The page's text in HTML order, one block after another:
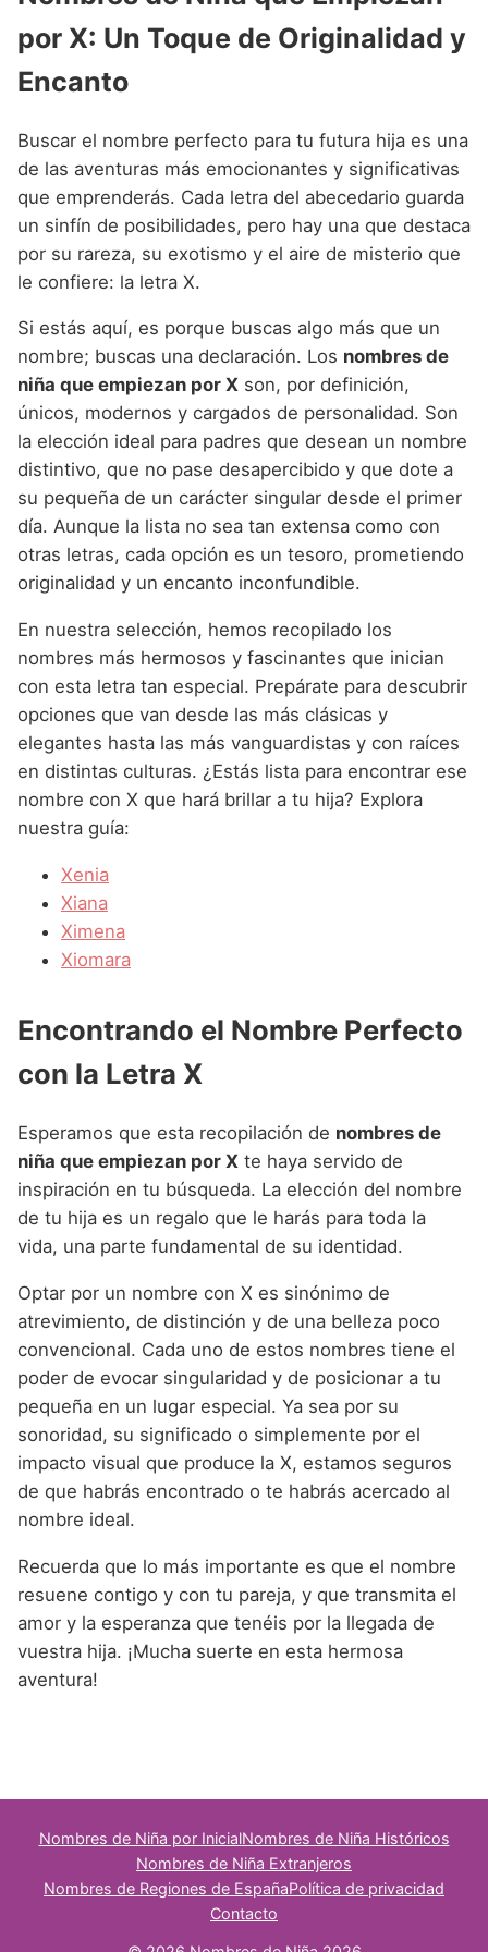
Nombres de Niña que empiezan por E
Nombres de Niña que empiezan por F
Nombres de Niña que empiezan por H
Nombres de Niña que empiezan por I
Nombres de Niña que empiezan por J
Nombres de Niña que empiezan por K
Nombres de Niña que empiezan por L
Nombres de Niña que empiezan por M
Nombres de Niña que empiezan por N
Nombres de Niña que empiezan por O
Nombres de Niña que empiezan por P
Nombres de Niña que empiezan por Q
Nombres de Niña que empiezan por R
Nombres de Niña que empiezan por S
Nombres de Niña que empiezan por T
Nombres de Niña que empiezan por U
Nombres de Niña que empiezan por V
Nombres de Niña que empiezan por W
Nombres de Niña que empiezan por X
Nombres de Niña que empiezan por Y
Nombres de Niña Griegos
Nombres de Niña Vikingos
Nombres de Niña Chinos
Nombres de Niña Ingleses
Nombres de Niña Italianos
Nombres de Niña Japoneses
Nombres de Niña Judios
Nombres de Niña Marroquies
Nombres de Niña Portugueses
Nombres de Niña Rumanos
Nombres de Niña Rusos
Nombres de Niña Suecos
Nombres de Niña Aragoneses
Nombres de Niña Canarios
Nombres de Niña Castellanos
Nombres de Niña Extremeños
Nombres de Niña Gallegos
Nombres de Niña Madrileños
Nombres de Niña Murcianos
Nombres de Niña Navarros
Nombres de Niña Riojanos
Nombres de Niña Valencianos
Nombres de Niña Vascos
por X: Un Toque de Originalidad y
Encanto
Buscar el nombre perfecto para tu futura hija es una
de las aventuras más emocionantes y significativas
que emprenderás. Cada letra del abecedario guarda
un sinfín de posibilidades, pero hay una que destaca
por su rareza, su exotismo y el aire de misterio que
le confiere: la letra X.
Si estás aquí, es porque buscas algo más que un
nombre; buscas una declaración. Los nombres de
niña que empiezan por X son, por definición,
únicos, modernos y cargados de personalidad. Son
la elección ideal para padres que desean un nombre
distintivo, que no pase desapercibido y que dote a
su pequeña de un carácter singular desde el primer
día. Aunque la lista no sea tan extensa como con
otras letras, cada opción es un tesoro, prometiendo
originalidad y un encanto inconfundible.
En nuestra selección, hemos recopilado los
nombres más hermosos y fascinantes que inician
con esta letra tan especial. Prepárate para descubrir
opciones que van desde las más clásicas y
elegantes hasta las más vanguardistas y con raíces
en distintas culturas. ¿Estás lista para encontrar ese
nombre con X que hará brillar a tu hija? Explora
nuestra guía:
Xenia
Xiana
Ximena
Xiomara
Encontrando el Nombre Perfecto
con la Letra X
Esperamos que esta recopilación de nombres de
niña que empiezan por X te haya servido de
inspiración en tu búsqueda. La elección del nombre
de tu hija es un regalo que le harás para toda la
vida, una parte fundamental de su identidad.
Optar por un nombre con X es sinónimo de
atrevimiento, de distinción y de una belleza poco
convencional. Cada uno de estos nombres tiene el
poder de evocar singularidad y de posicionar a tu
pequeña en un lugar especial. Ya sea por su
sonoridad, su significado o simplemente por el
impacto visual que produce la X, estamos seguros
de que habrás encontrado o te habrás acercado al
nombre ideal.
Recuerda que lo más importante es que el nombre
resuene contigo y con tu pareja, y que transmita el
amor y la esperanza que tenéis por la llegada de
vuestra hija. ¡Mucha suerte en esta hermosa
aventura!
Nombres de Niña por InicialNombres de Niña Históricos
Nombres de Niña Extranjeros
Nombres de Regiones de EspañaPolítica de privacidad
Contacto